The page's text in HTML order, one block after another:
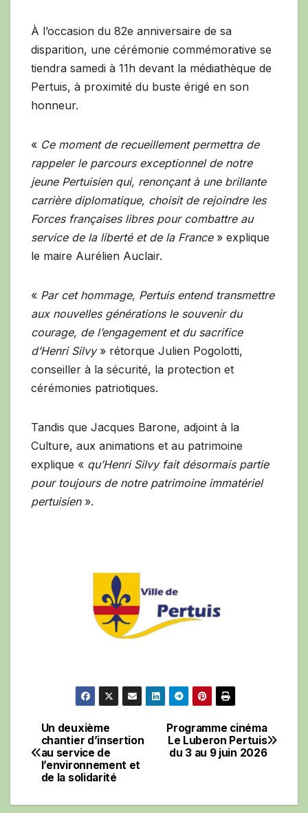
À l’occasion du 82e anniversaire de sa
disparition, une cérémonie commémorative se
tiendra samedi à 11h devant la médiathèque de
Pertuis, à proximité du buste érigé en son
honneur.
« Ce moment de recueillement permettra de
rappeler le parcours exceptionnel de notre
jeune Pertuisien qui, renonçant à une brillante
carrière diplomatique, choisit de rejoindre les
Forces françaises libres pour combattre au
service de la liberté et de la France» explique
le maire Aurélien Auclair.
« Par cet hommage, Pertuis entend transmettre
aux nouvelles générations le souvenir du
courage, de l’engagement et du sacrifice
d’Henri Silvy» rétorque Julien Pogolotti,
conseiller à la sécurité, la protection et
cérémonies patriotiques.
Tandis que Jacques Barone, adjoint à la
Culture, aux animations et au patrimoine
explique « qu’Henri Silvy fait désormais partie
pour toujours de notre patrimoine immatériel
pertuisien».
Navigation
de
Programme cinéma
Le Luberon Pertuis
du 3 au 9 juin 2026
Un deuxième
chantier d’insertion
au service de
l’environnement et
de la solidarité